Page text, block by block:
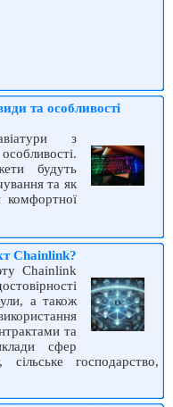
та особливості
з
будуть
та як
комфортної
Chainlink?
Chainlink
а також
та
сфер
господарство,